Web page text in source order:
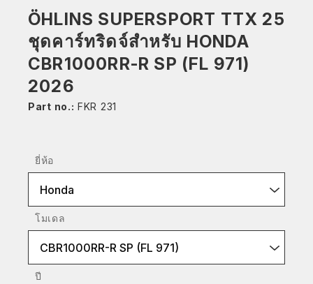
ÖHLINS SUPERSPORT TTX 25
ชุดคาร์ทริดจ์สำหรับ HONDA
CBR1000RR-R SP (FL 971)
2026
Part no.: FKR 231
ยี่ห้อ
Honda
โมเดล
CBR1000RR-R SP (FL 971)
ปี